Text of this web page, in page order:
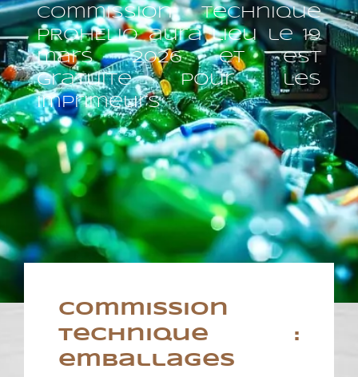
commission technique
PROHELIO aura lieu le 19
mars 2026 et est
gratuite pour les
imprimeurs
Commission
technique :
emballages